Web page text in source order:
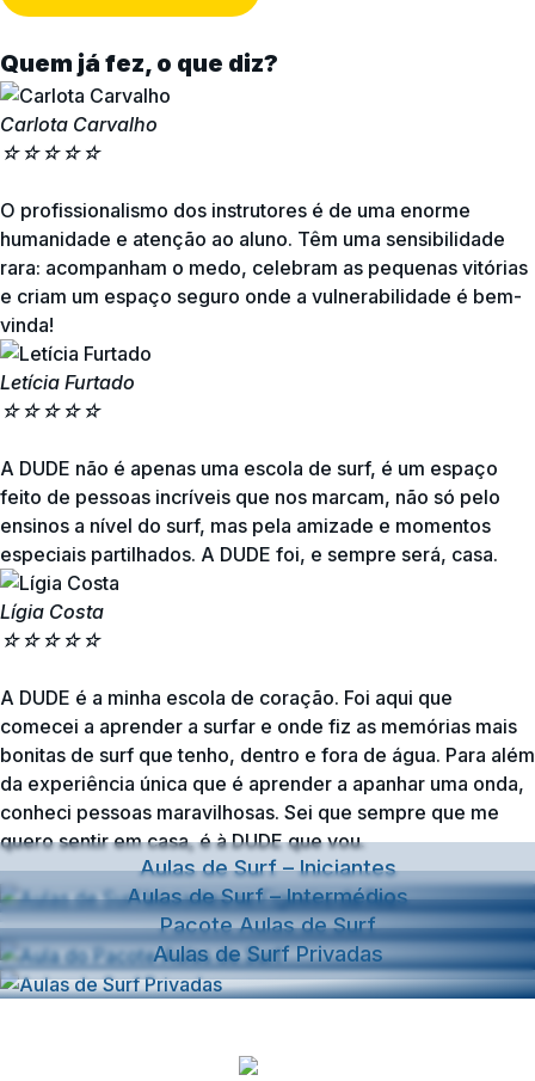
Quem já fez, o que diz?
Carlota Carvalho
☆☆☆☆☆
O profissionalismo dos instrutores é de uma enorme
humanidade e atenção ao aluno. Têm uma sensibilidade
rara: acompanham o medo, celebram as pequenas vitórias
e criam um espaço seguro onde a vulnerabilidade é bem-
vinda!
Letícia Furtado
☆☆☆☆☆
A DUDE não é apenas uma escola de surf, é um espaço
feito de pessoas incríveis que nos marcam, não só pelo
ensinos a nível do surf, mas pela amizade e momentos
especiais partilhados. A DUDE foi, e sempre será, casa.
Lígia Costa
☆☆☆☆☆
A DUDE é a minha escola de coração. Foi aqui que
comecei a aprender a surfar e onde fiz as memórias mais
bonitas de surf que tenho, dentro e fora de água. Para além
da experiência única que é aprender a apanhar uma onda,
conheci pessoas maravilhosas. Sei que sempre que me
quero sentir em casa, é à DUDE que vou.
Aulas de Surf – Iniciantes
Aulas de Surf – Intermédios
Pacote Aulas de Surf
Aulas de Surf Privadas